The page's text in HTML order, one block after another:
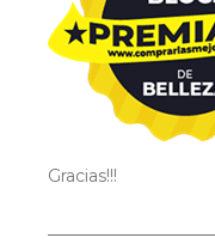
Gracias!!!